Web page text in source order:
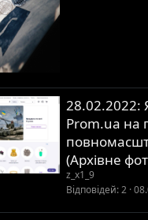
28.02.2022:
Prom.ua на
(Архівне
z_x1_9
Відповідей 2